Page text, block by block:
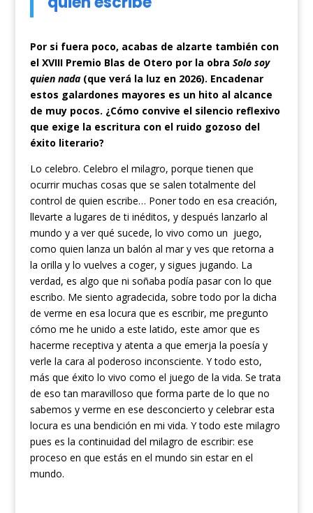
Por si fuera poco, acabas de alzarte también con
el XVIII Premio Blas de Otero por la obra Solo soy
quien nada(que verá la luz en 2026). Encadenar
estos galardones mayores es un hito al alcance
de muy pocos. ¿Cómo convive el silencio reflexivo
que exige la escritura con el ruido gozoso del
éxito literario?
Lo celebro. Celebro el milagro, porque tienen que
ocurrir muchas cosas que se salen totalmente del
control de quien escribe… Poner todo en esa creación,
llevarte a lugares de ti inéditos, y después lanzarlo al
mundo y a ver qué sucede, lo vivo como un juego,
como quien lanza un balón al mar y ves que retorna a
la orilla y lo vuelves a coger, y sigues jugando. La
verdad, es algo que ni soñaba podía pasar con lo que
escribo. Me siento agradecida, sobre todo por la dicha
de verme en esa locura que es escribir, me pregunto
cómo me he unido a este latido, este amor que es
hacerme receptiva y atenta a que emerja la poesía y
verle la cara al poderoso inconsciente. Y todo esto,
más que éxito lo vivo como el juego de la vida. Se trata
de eso tan maravilloso que forma parte de lo que no
sabemos y verme en ese desconcierto y celebrar esta
locura es una bendición en mi vida. Y todo este milagro
pues es la continuidad del milagro de escribir: ese
proceso en que estás en el mundo sin estar en el
mundo.